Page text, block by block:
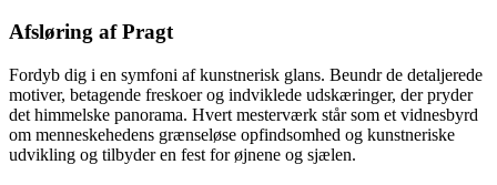
Afsløring af Pragt
Fordyb dig i en symfoni af kunstnerisk glans. Beundr de detaljerede
motiver, betagende freskoer og indviklede udskæringer, der pryder
det himmelske panorama. Hvert mesterværk står som et vidnesbyrd
om menneskehedens grænseløse opfindsomhed og kunstneriske
udvikling og tilbyder en fest for øjnene og sjælen.